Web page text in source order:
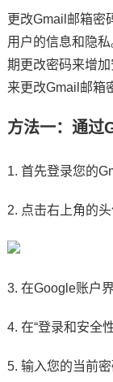
更改Gmail邮箱密
用户的信息和隐
期更改密码来增
来更改Gmail邮箱
方法一：通过
1. 首先登录您的
2. 点击右上角的头
3. 在Google账户
4. 在“登录和安全
5. 输入您的当前密